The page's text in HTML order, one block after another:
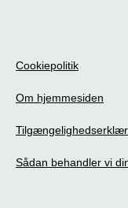
Cookiepolitik
Om hjemmesiden
Sådan behandler vi